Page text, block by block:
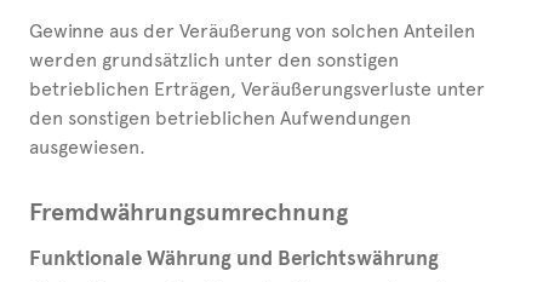
Gewinne aus der Veräußerung von solchen Anteilen
werden grundsätzlich unter den sonstigen
betrieblichen Erträgen, Veräußerungsverluste unter
den sonstigen betrieblichen Aufwendungen
ausgewiesen.
Fremdwährungsumrechnung
Funktionale Währung und Berichtswährung